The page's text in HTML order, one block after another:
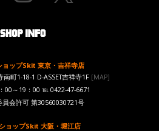
ョップSkit 東京・吉祥寺店
町1-18-1 D-ASSET吉祥寺1F [MAP]
00～19：00 ℡ 0422-47-6671
会許可 第30560030721号
ョップSkit 大阪・堀江店